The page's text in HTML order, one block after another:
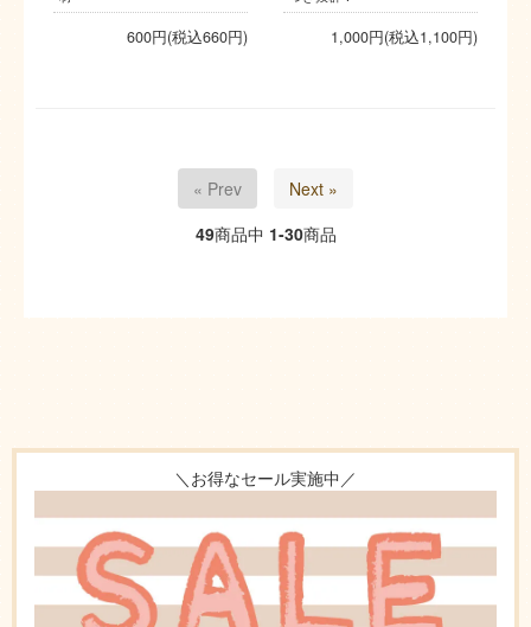
600円(税込660円) 1,000円(税込1,100円)
« Prev
Next »
49商品中 1-30商品
＼お得なセール実施中／